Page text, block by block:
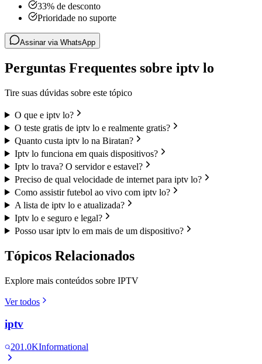
33% de desconto
Prioridade no suporte
Assinar via WhatsApp
Perguntas Frequentes sobre iptv lo
Tire suas dúvidas sobre este tópico
O que e iptv lo?
O teste gratis de iptv lo e realmente gratis?
Quanto custa iptv lo na Biratan?
Iptv lo funciona em quais dispositivos?
Iptv lo trava? O servidor e estavel?
Preciso de qual velocidade de internet para iptv lo?
Como assistir futebol ao vivo com iptv lo?
A lista de iptv lo e atualizada?
Iptv lo e seguro e legal?
Posso usar iptv lo em mais de um dispositivo?
Tópicos Relacionados
Explore mais conteúdos sobre IPTV
Ver todos
iptv
201.0KInformational